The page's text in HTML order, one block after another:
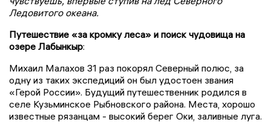
Ледовитого океана.
Путешествие «за кромку леса» и поиск чудовища на
озере Лабынкыр:
Михаил Малахов 31 раз покорял Северный полюс, за
одну из таких экспедиций он был удостоен звания
«Герой России». Будущий путешественник родился в
селе Кузьминское Рыбновского района. Места, хорошо
известные рязанцам - высокий берег Оки, заливные луга.